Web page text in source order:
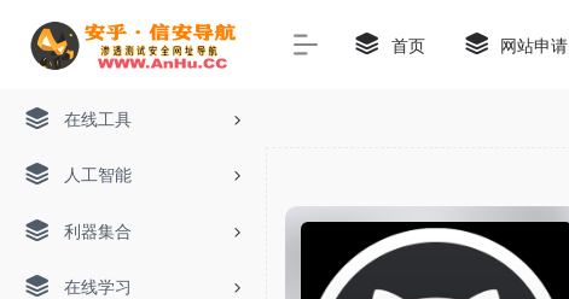
在线工具
人工智能
利器集合
在线学习
首页 网站申请